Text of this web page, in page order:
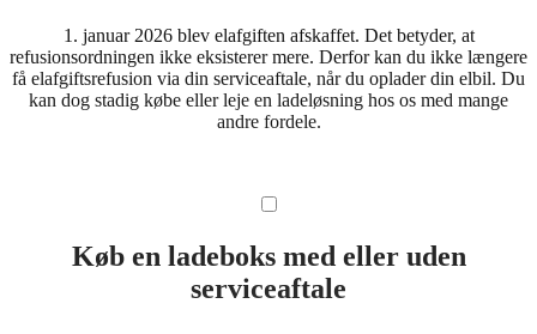
1. januar 2026 blev elafgiften afskaffet. Det betyder, at
refusionsordningen ikke eksisterer mere. Derfor kan du ikke længere
få elafgiftsrefusion via din serviceaftale, når du oplader din elbil. Du
kan dog stadig købe eller leje en ladeløsning hos os med mange
andre fordele.
Køb en ladeboks med eller uden
serviceaftale